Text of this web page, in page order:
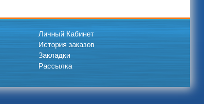
Личный Кабинет
История заказов
Закладки
Рассылка